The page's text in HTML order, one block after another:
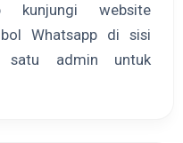
kunjungi website
Whatsapp di sisi
admin untuk